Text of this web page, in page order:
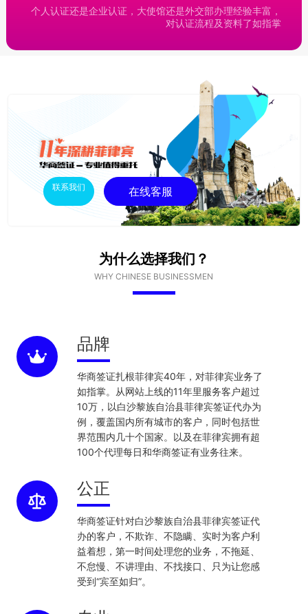
个人认证还是企业认证，大使馆还是外交部办理经验丰富，
对认证流程及资料了如指掌
联系我们 在线客服
为什么选择我们？
WHY CHINESE BUSINESSMEN
品牌
华商签证扎根菲律宾40年，对菲律宾业务了
如指掌。从网站上线的11年里服务客户超过
10万，以白沙黎族自治县菲律宾签证代办为
例，覆盖国内所有城市的客户，同时包括世
界范围内几十个国家。以及在菲律宾拥有超
100个代理每日和华商签证有业务往来。
公正
华商签证针对白沙黎族自治县菲律宾签证代
办的客户，不欺诈、不隐瞒、实时为客户利
益着想，第一时间处理您的业务，不拖延、
不怠慢、不讲理由、不找接口、只为让您感
受到“宾至如归”。